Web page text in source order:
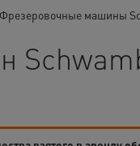
Фрезеровочные машины